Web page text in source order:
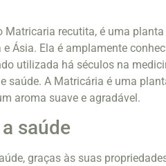
recutita, é uma planta
Ásia. Ela é amplamente
utilizada há séculos na
saúde. A Matricária é uma
aroma suave e agradável.
saúde
graças às suas